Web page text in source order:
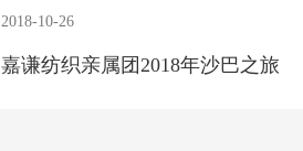
2018-10-26
嘉谦纺织亲属团2018年沙巴之旅